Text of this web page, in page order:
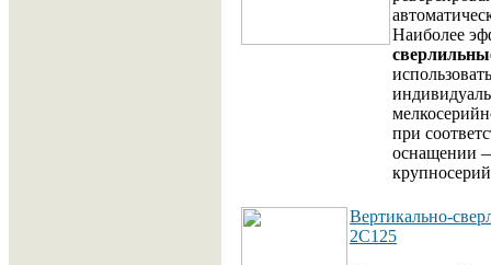
Наиболее
при
оснащении
Вертикально-
2С125